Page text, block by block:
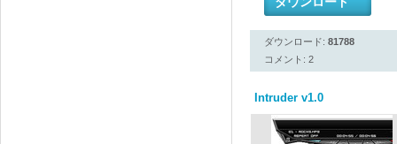
ダウンロード: 81788
コメント: 2
Intruder v1.0